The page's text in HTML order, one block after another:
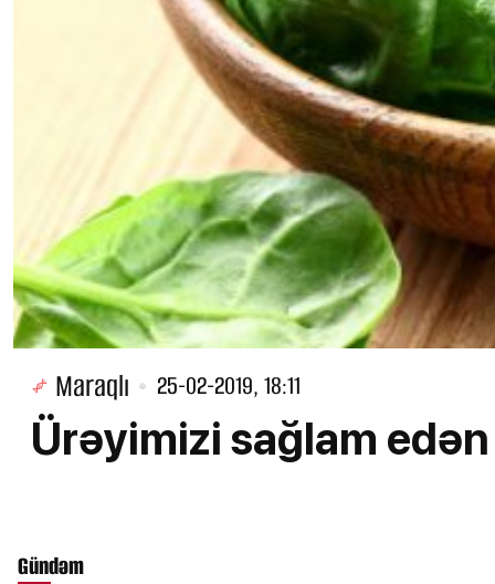
Maraqlı 25-02-2019, 18:11
Ürəyimizi sağlam
Gündəm